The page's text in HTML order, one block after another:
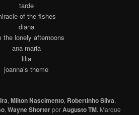
tarde
of the fishes
diana
the lonely afternoons
ana maria
lilia
joanna’s theme
,Milton Nascimento, Robertinho Silva,
,Wayne ShorterporAugusto TM. Marque